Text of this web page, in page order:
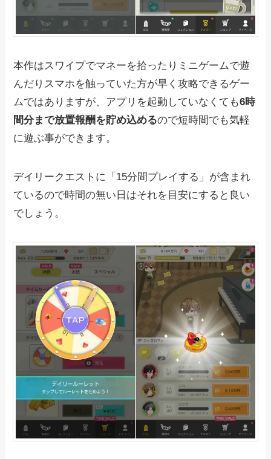
本作はスワイプでマネーを拾ったりミニゲームで遊
んだりスマホを触っていた方が早く攻略できるゲー
ムではありますが、アプリを起動していなくても6時
間分まで放置報酬を貯め込めるので短時間でも気軽
に遊ぶ事ができます。
デイリークエストに「15分間プレイする」が含まれ
ているので時間の無い日はそれを目安にすると良い
でしょう。